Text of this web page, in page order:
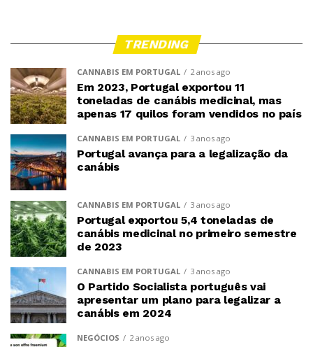
TRENDING
CANNABIS EM PORTUGAL 2 anos ago
Em 2023, Portugal exportou 11
toneladas de canábis medicinal, mas
apenas 17 quilos foram vendidos no país
CANNABIS EM PORTUGAL 3 anos ago
Portugal avança para a legalização da
canábis
CANNABIS EM PORTUGAL 3 anos ago
Portugal exportou 5,4 toneladas de
canábis medicinal no primeiro semestre
de 2023
CANNABIS EM PORTUGAL 3 anos ago
O Partido Socialista português vai
apresentar um plano para legalizar a
canábis em 2024
NEGÓCIOS 2 anos ago